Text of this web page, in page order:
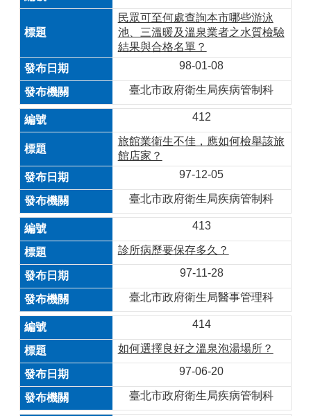
民眾可至何處查詢本市哪些游泳
池、三溫暖及溫泉業者之水質檢驗
結果與合格名單？
98-01-08
臺北市政府衛生局疾病管制科
412
旅館業衛生不佳，應如何檢舉該旅
館店家？
97-12-05
臺北市政府衛生局疾病管制科
413
診所病歷要保存多久？
97-11-28
臺北市政府衛生局醫事管理科
414
如何選擇良好之溫泉泡湯場所？
97-06-20
臺北市政府衛生局疾病管制科